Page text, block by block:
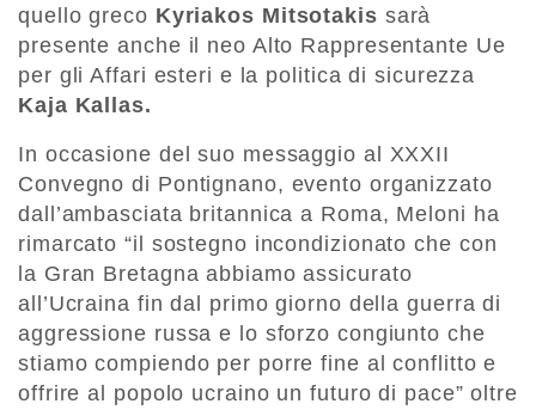
quello greco Kyriakos Mitsotakis sarà
presente anche il neo Alto Rappresentante Ue
per gli Affari esteri e la politica di sicurezza
Kaja Kallas.
In occasione del suo messaggio al XXXII
Convegno di Pontignano, evento organizzato
dall’ambasciata britannica a Roma, Meloni ha
rimarcato “il sostegno incondizionato che con
la Gran Bretagna abbiamo assicurato
all’Ucraina fin dal primo giorno della guerra di
aggressione russa e lo sforzo congiunto che
stiamo compiendo per porre fine al conflitto e
offrire al popolo ucraino un futuro di pace” oltre